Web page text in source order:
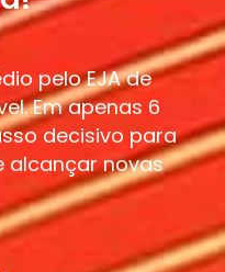
pelo EJA de
Em apenas 6
decisivo para
alcançar novas